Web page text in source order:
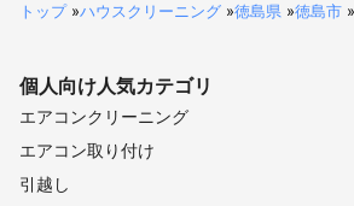
トップ»ハウスクリーニング »徳島県 »徳島市 »
個人向け人気カテゴリ
エアコンクリーニング
エアコン取り付け
引越し